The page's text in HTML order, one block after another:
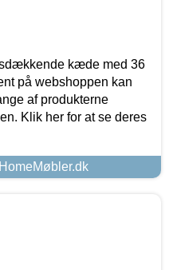
kæde med 36
på webshoppen kan
af produkterne
Klik her for at se deres